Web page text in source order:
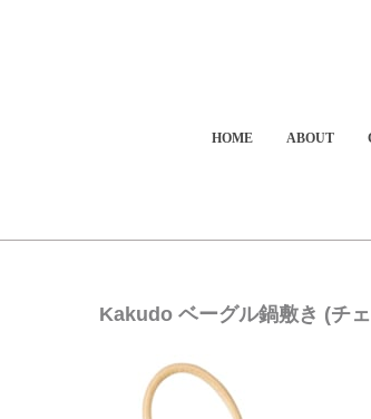
HOME ABOUT
Kakudo ベーグル鍋敷き (チ